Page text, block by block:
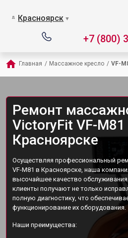
Красноярск ▼
+7 (800)
Главная / Массажное кресло / VF-
Ремонт
VictoryFit VF-M81
Красноярске
Осуществляя профессиональный
VF-M81 в Красноярске, наша
высочайшее качество
клиенты получают не только
полную диагностику, что
функционирование их оборудования.
Наши преимущества: